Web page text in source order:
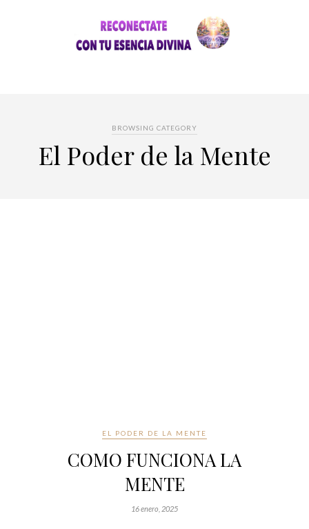
BROWSING CATEGORY
El Poder de la Mente
EL PODER DE LA MENTE
COMO FUNCIONA LA
MENTE
16 enero, 2025